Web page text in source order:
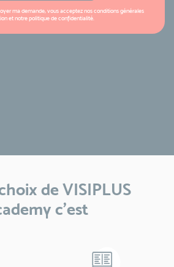
de VISIPLUS
c’est